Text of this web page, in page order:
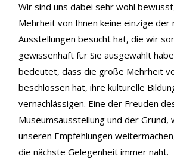
Wir sind uns dabei sehr wohl
Mehrheit von Ihnen keine einzige der
Ausstellungen besucht hat, die wir
gewissenhaft für Sie ausgewählt
bedeutet, dass die große Mehrheit
beschlossen hat, ihre kulturelle
vernachlässigen. Eine der Freuden
Museumsausstellung und der Grund,
unseren Empfehlungen
die nächste Gelegenheit immer naht.